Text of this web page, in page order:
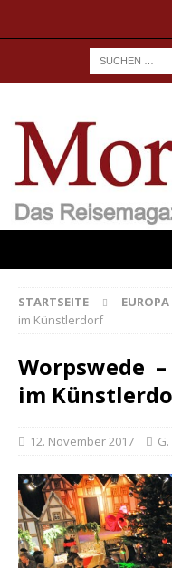
STARTSEITE EUROPA
im Künstlerdorf
Worpswede
im
12. November 2017